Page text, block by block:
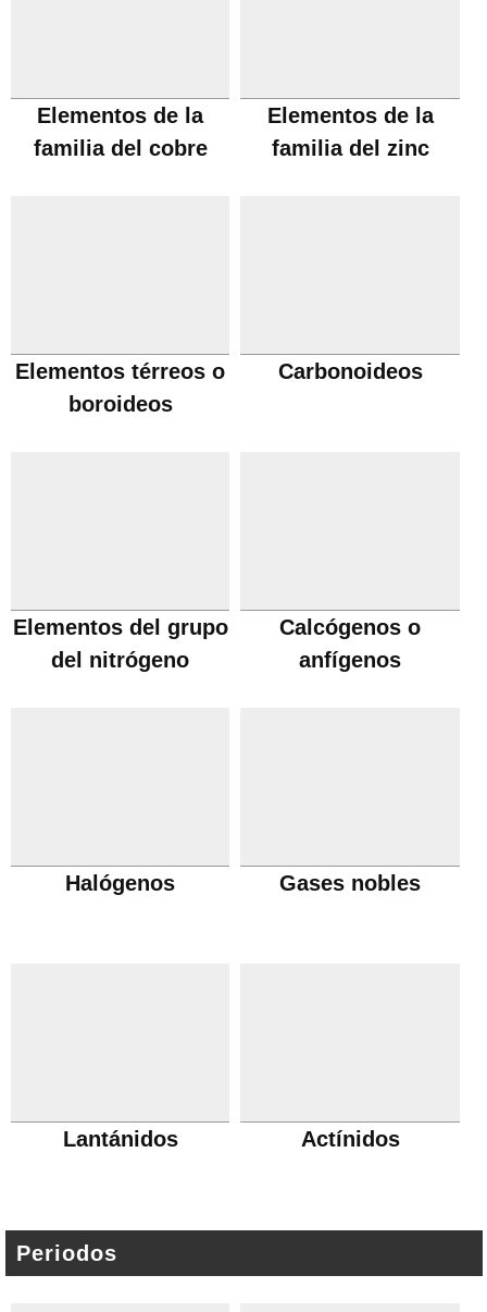
Elementos de la
familia del cobre
Elementos de la
familia del zinc
Elementos térreos o
boroideos
Carbonoideos
Elementos del grupo
del nitrógeno
Calcógenos o
anfígenos
Halógenos Gases nobles
Lantánidos Actínidos
Periodos